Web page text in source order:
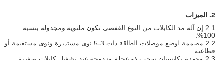
2. الميزات
2.1 إن آلة مد الكابلات من النوع القفصي تكون ملتوية ومجدولة بنسبة
100%.
2.2 مصممة لوضع موصلات الطاقة ذات 3-5 نوى مستديرة ونوى مستقيمة أو
قطاعية.